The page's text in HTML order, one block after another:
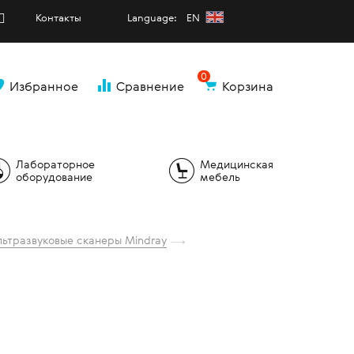
Контакты Language: EN
Избранное Сравнение
0
Корзина
Лабораторное
оборудование
Медицинская
мебель
сканеры Mindray